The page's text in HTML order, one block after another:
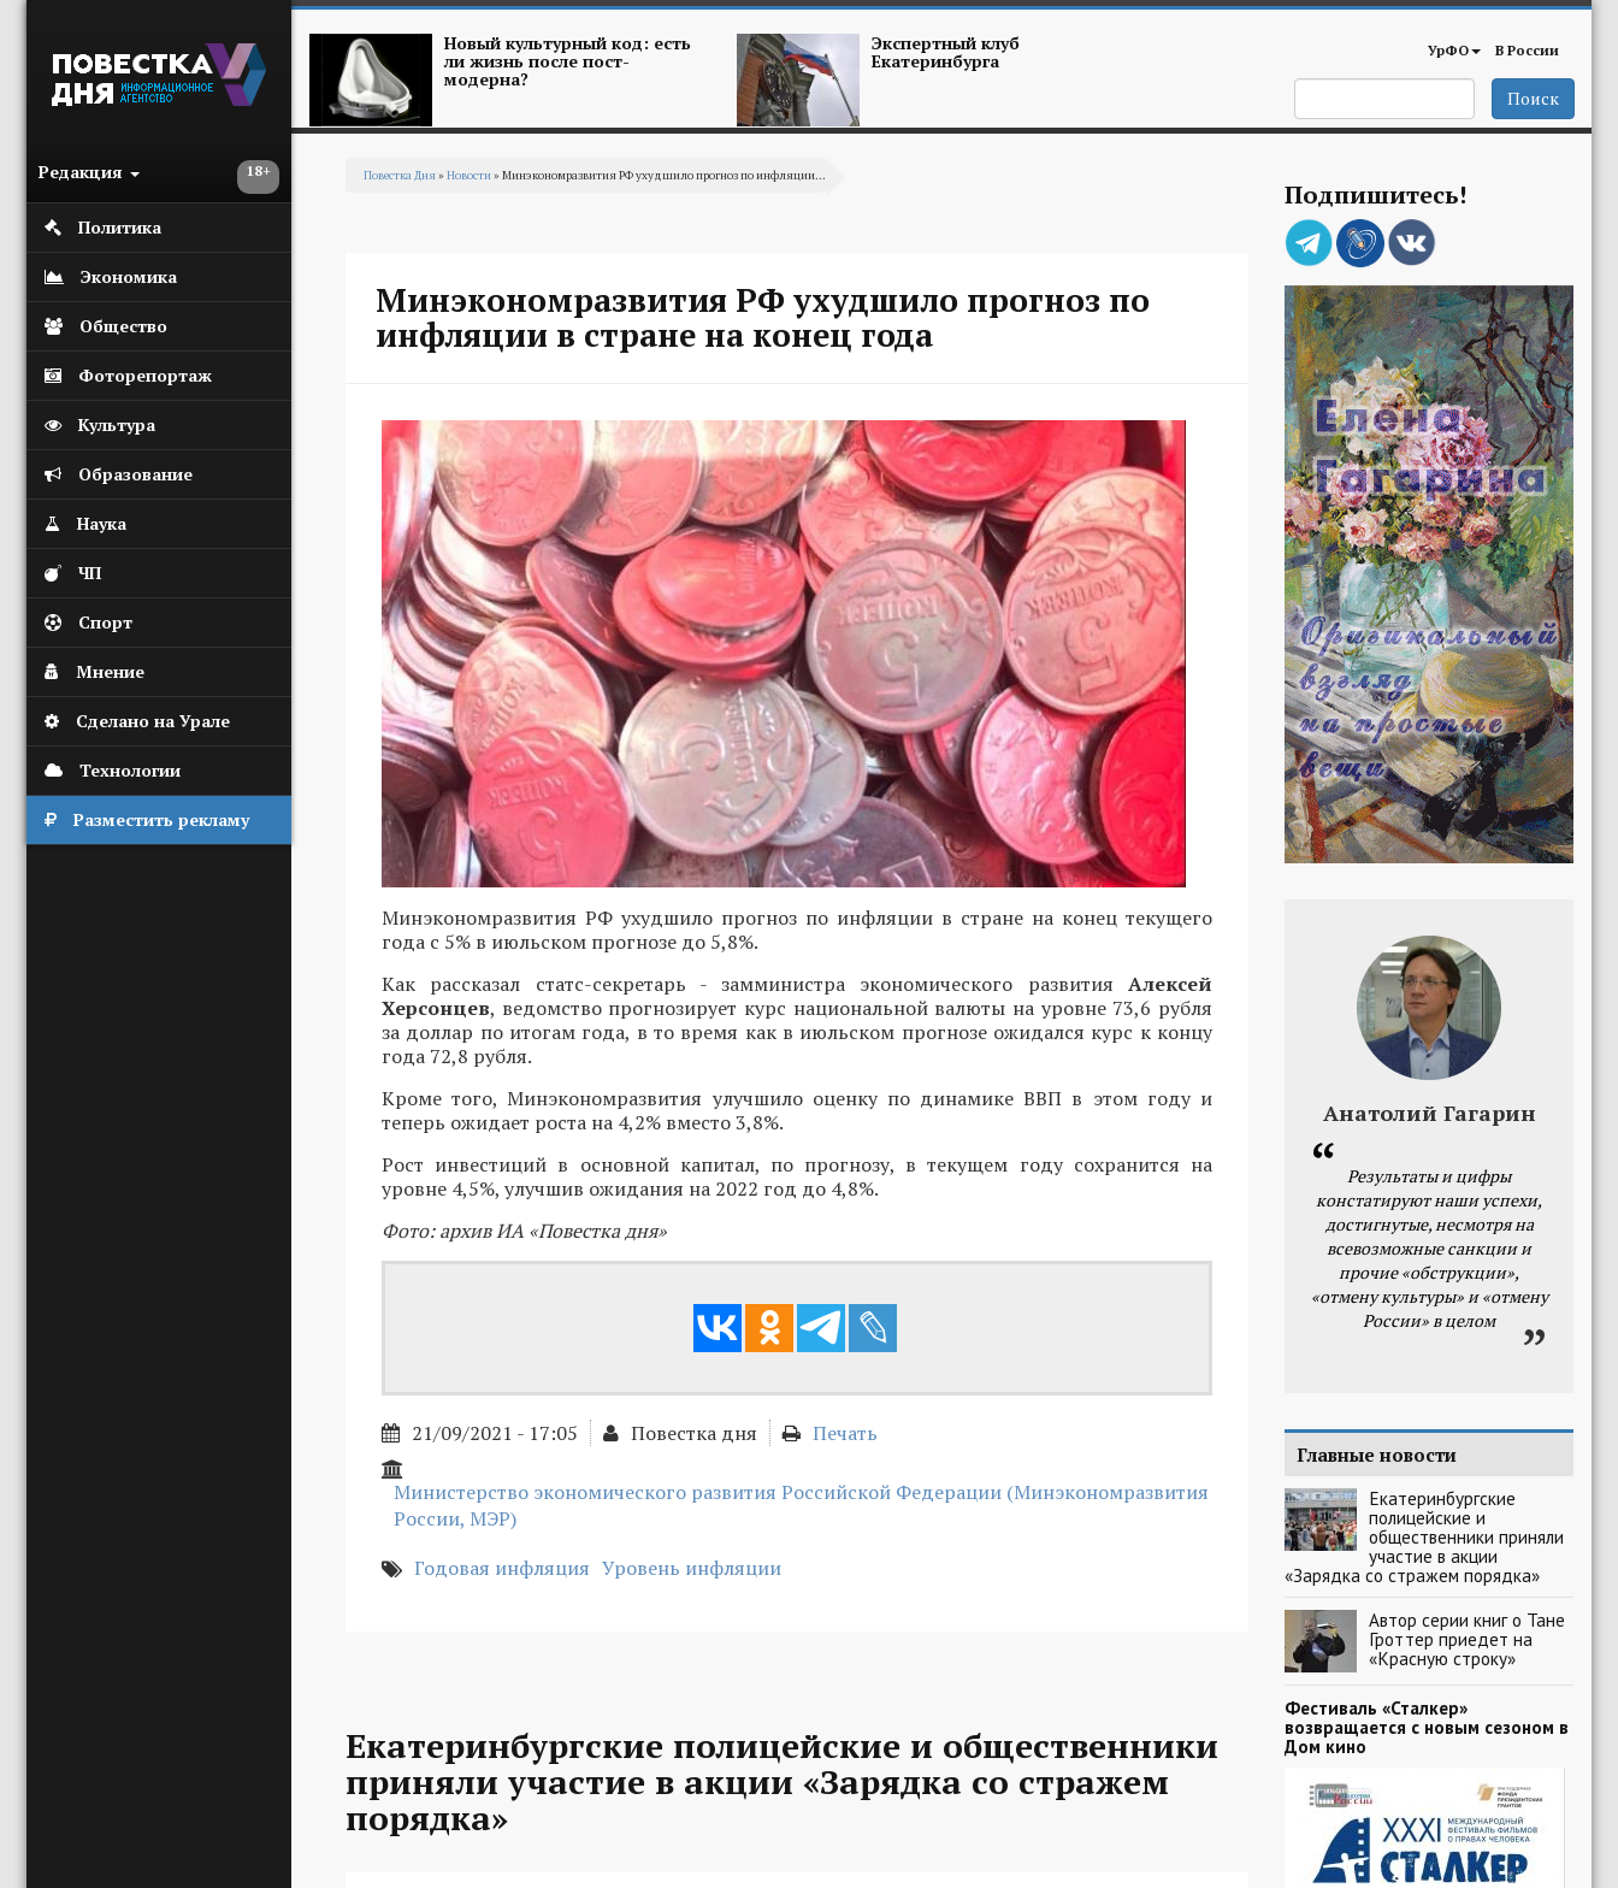
18+
Редакция
Политика
Экономика
Общество
Фоторепортаж
Культура
Образование
Наука
ЧП
Спорт
Мнение
Сделано на Урале
Технологии
Разместить рекламу
Новый культурный код: есть
ли жизнь после пост-
модерна?
Экспертный клуб
Екатеринбурга УрФО В России
Поиск
Повестка Дня» Новости» Минэкономразвития РФ ухудшило прогноз по инфляции...
Минэкономразвития РФ ухудшило прогноз по
инфляции в стране на конец года
Минэкономразвития РФ ухудшило прогноз по инфляции в стране на конец текущего
года с 5% в июльском прогнозе до 5,8%.
Как рассказал статс-секретарь - замминистра экономического развития Алексей
Херсонцев, ведомство прогнозирует курс национальной валюты на уровне 73,6 рубля
за доллар по итогам года, в то время как в июльском прогнозе ожидался курс к концу
года 72,8 рубля.
Кроме того, Минэкономразвития улучшило оценку по динамике ВВП в этом году и
теперь ожидает роста на 4,2% вместо 3,8%.
Рост инвестиций в основной капитал, по прогнозу, в текущем году сохранится на
уровне 4,5%, улучшив ожидания на 2022 год до 4,8%.
Фото: архив ИА «Повестка дня»
21/09/2021 - 17:05 Повестка дня Печать
Министерство экономического развития Российской Федерации (Минэкономразвития
России, МЭР)
Годовая инфляция Уровень инфляции
Екатеринбургские полицейские и общественники
приняли участие в акции «Зарядка со стражем
порядка»
Подпишитесь!
Анатолий Гагарин
Результаты и цифры
констатируют наши успехи,
достигнутые, несмотря на
всевозможные санкции и
прочие «обструкции»,
«отмену культуры» и «отмену
России» в целом
Главные новости
Екатеринбургские
полицейские и
общественники приняли
участие в акции
«Зарядка со стражем порядка»
Автор серии книг о Тане
Гроттер приедет на
«Красную строку»
Фестиваль «Сталкер»
возвращается с новым сезоном в
Дом кино